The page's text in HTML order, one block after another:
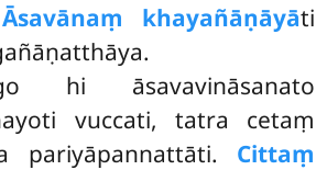
Āsavānaṃ khayañāṇāyāti
hi āsavavināsanato
vuccati, tatra cetaṃ
pariyāpannattāti. Cittaṃ